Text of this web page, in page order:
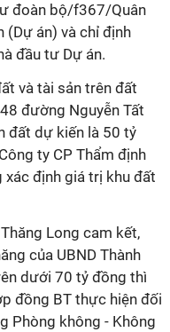
đoàn bộ/f367/Quân
(Dự án) và chỉ định
đầu tư Dự án.
và tài sản trên đất
đường Nguyễn Tất
đất dự kiến là 50 tỷ
ty CP Thẩm định
xác định giá trị khu đất
Long cam kết,
của UBND Thành
dưới 70 tỷ đồng thì
đồng BT thực hiện đối
Phòng không - Không